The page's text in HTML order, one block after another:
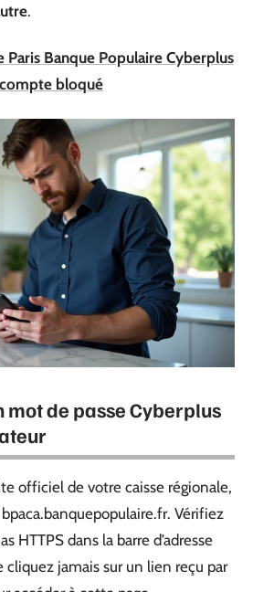
.
Paris Banque Populaire Cyberplus
bloqué
mot de passe Cyberplus
officiel de votre caisse régionale,
bpaca.banquepopulaire.fr. Vérifiez
HTTPS dans la barre d’adresse
cliquez jamais sur un lien reçu par